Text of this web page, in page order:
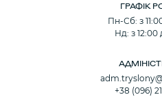
ГРАФІК
Пн-Сб: з
Нд: з 12:00
+38 (096)